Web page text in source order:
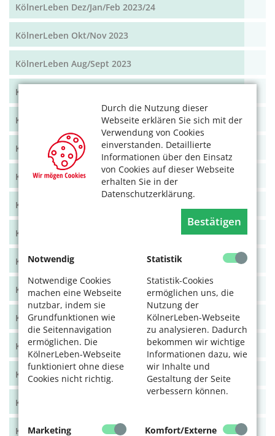
Durch die Nutzung dieser
Webseite erklären Sie sich mit der
Verwendung von Cookies
einverstanden. Detaillierte
Informationen über den Einsatz
von Cookies auf dieser Webseite
erhalten Sie in der
Datenschutzerklärung.
Bestätigen
Notwendig
Notwendige Cookies
machen eine Webseite
nutzbar, indem sie
Grundfunktionen wie
die Seitennavigation
ermöglichen. Die
KölnerLeben-Webseite
funktioniert ohne diese
Cookies nicht richtig.
Statistik
Statistik-Cookies
ermöglichen uns, die
Nutzung der
KölnerLeben-Webseite
zu analysieren. Dadurch
bekommen wir wichtige
Informationen dazu, wie
wir Inhalte und
Gestaltung der Seite
verbessern können.
Marketing Komfort/Externe
KölnerLeben Dez/Jan/Feb 2023/24
KölnerLeben Okt/Nov 2023
KölnerLeben Aug/Sept 2023
KölnerLeben Juni/Juli 2023
KölnerLeben April/Mai 2023
KölnerLeben Feb/März 2023
KölnerLeben Dez 22/Jan 23
KölnerLeben Okt/Nov 2022
KölnerLeben Aug/Sept 2022
KölnerLeben Juni/Juli 2022
KölnerLeben April/Mai 2022
KölnerLeben Feb/März 2022
KölnerLeben Dez 21/Jan 22
KölnerLeben Okt/Nov 2021
KölnerLeben Aug/Sept 2021
KölnerLeben Juni/Juli 2021